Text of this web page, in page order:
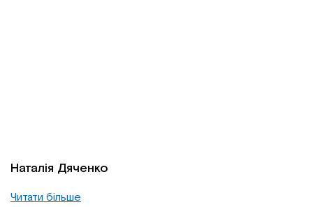
Наталія Дяченко
Читати більше